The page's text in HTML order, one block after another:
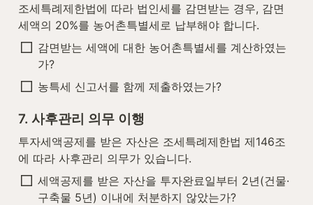
조세특례제한법에 따라 법인세를 감면받는 경우, 감면
세액의 20%를 농어촌특별세로 납부해야 합니다.
감면받는 세액에 대한 농어촌특별세를 계산하였는
가?
농특세 신고서를 함께 제출하였는가?
7. 사후관리 의무 이행
투자세액공제를 받은 자산은 조세특례제한법 제146조
에 따라 사후관리 의무가 있습니다.
세액공제를 받은 자산을 투자완료일부터 2년(건물·
구축물 5년) 이내에 처분하지 않았는가?